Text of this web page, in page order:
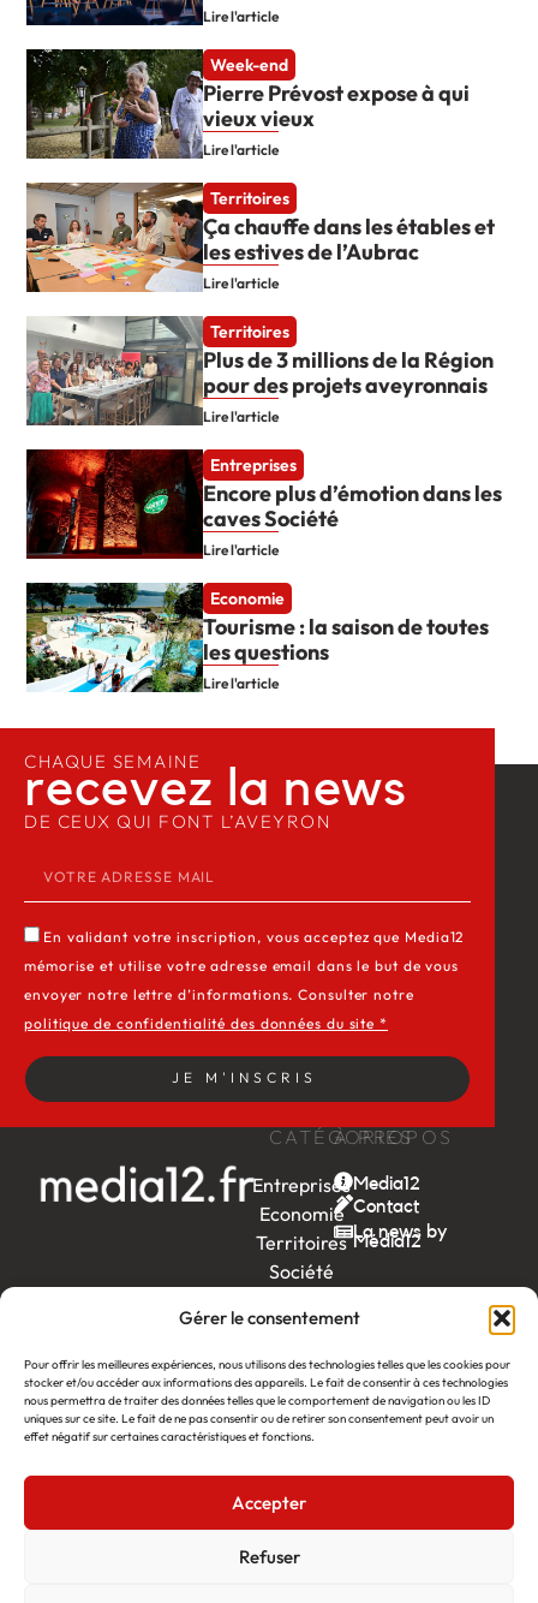
Gérer le consentement
Pour offrir les meilleures expériences, nous utilisons des technologies telles que les cookies pour
stocker et/ou accéder aux informations des appareils. Le fait de consentir à ces technologies
nous permettra de traiter des données telles que le comportement de navigation ou les ID
uniques sur ce site. Le fait de ne pas consentir ou de retirer son consentement peut avoir un
effet négatif sur certaines caractéristiques et fonctions.
Accepter
Refuser
Lire l'article
Week-end
Pierre Prévost expose à qui
vieux vieux
Lire l'article
Territoires
Ça chauffe dans les étables et
les estives de l’Aubrac
Lire l'article
Territoires
Plus de 3 millions de la Région
pour des projets aveyronnais
Lire l'article
Entreprises
Encore plus d’émotion dans les
caves Société
Lire l'article
Economie
Tourisme : la saison de toutes
les questions
Lire l'article
CATÉGORIES
Entreprises
Economie
Territoires
Société
end
Ambition
by EDF
itw
by
Léa
À PROPOS
Media12
Contact
La news by
Média12
CHAQUE SEMAINE
recevez la news​
DE CEUX QUI FONT L’AVEYRON
En validant votre inscription, vous acceptez que Media12
mémorise et utilise votre adresse email dans le but de vous
envoyer notre lettre d’informations. Consulter notre
politique de confidentialité des données du site *
JE M'INSCRIS